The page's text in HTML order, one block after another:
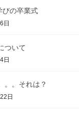
びの卒業式
日
ついて
日
。。それは？
日